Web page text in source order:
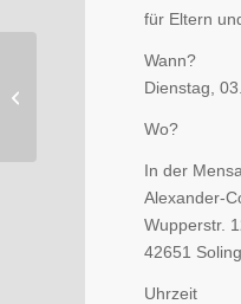
für Eltern
Wann?
Dienstag,
Wo?
In der
Alexander-
Wupperstr.
42651
Uhrzeit
ST Artikel zu „Klasse